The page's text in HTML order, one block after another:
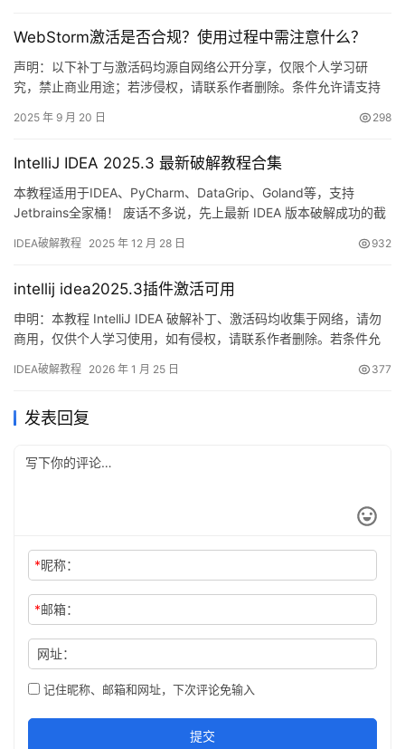
WebStorm激活是否合规？使用过程中需注意什么？
声明：以下补丁与激活码均源自网络公开分享，仅限个人学习研
究，禁止商业用途；若涉侵权，请联系作者删除。条件允许请支持
激活至 2099 年，效果见下图，爽翻！ 下面用图文形式带你一步步
32 元/年，直接登…
2025 年 9 月 20 日 298
IntelliJ IDEA 2025.3 最新破解教程合集
本教程适用于IDEA、PyCharm、DataGrip、Goland等，支持
Jetbrains全家桶！ 废话不多说，先上最新 IDEA 版本破解成功的截
我就将通过图文的方式, 来详细讲解如何激活 IDEA至 2099 年。 当
统，什么…
IDEA破解教程 2025 年 12 月 28 日 932
intellij idea2025.3插件激活可用
申明：本教程 IntelliJ IDEA 破解补丁、激活码均收集于网络，请勿
商用，仅供个人学习使用，如有侵权，请联系作者删除。若条件允
解成功的截图，如下图，可以看到已经成功破解到 2099 年辣，舒
IDEA。 如果觉得破解…
IDEA破解教程 2026 年 1 月 25 日 377
发表回复
*昵称：
*邮箱：
网址：
记住昵称、邮箱和网址，下次评论免输入
提交